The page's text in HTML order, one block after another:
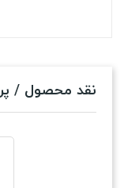
نقد محصول /